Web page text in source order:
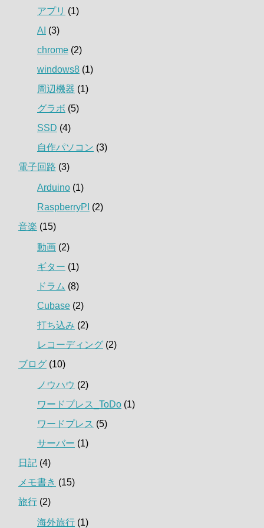
アプリ (1)
AI (3)
chrome (2)
windows8 (1)
周辺機器 (1)
グラボ (5)
SSD (4)
自作パソコン (3)
電子回路 (3)
Arduino (1)
RaspberryPI (2)
音楽 (15)
動画 (2)
ギター (1)
ドラム (8)
Cubase (2)
打ち込み (2)
レコーディング (2)
ブログ (10)
ノウハウ (2)
ワードプレス_ToDo (1)
ワードプレス (5)
サーバー (1)
日記 (4)
メモ書き (15)
旅行 (2)
海外旅行 (1)